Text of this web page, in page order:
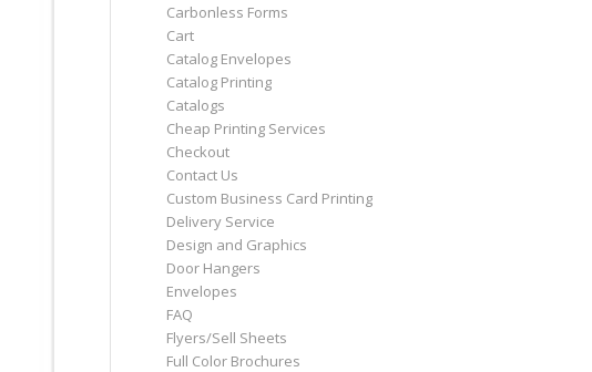
Carbonless Forms
Cart
Catalog Envelopes
Catalog Printing
Catalogs
Cheap Printing Services
Checkout
Contact Us
Custom Business Card Printing
Delivery Service
Design and Graphics
Door Hangers
Envelopes
FAQ
Flyers/Sell Sheets
Full Color Brochures